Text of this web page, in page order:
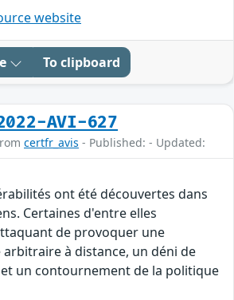
website
To clipboard
AVI-627
certfr_avis - Published: - Updated:
ont été découvertes dans
Certaines d'entre elles
de provoquer une
arbitraire à distance, un déni de
un contournement de la politique